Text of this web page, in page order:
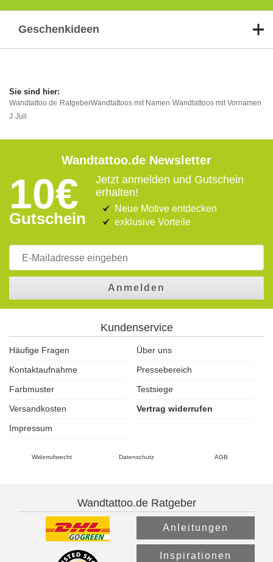
Geschenkideen
Wandtattoo.de RatgeberWandtattoos mit Namen Wandtattoos mit Vornamen
J Juli
Wandtattoo.de Newsletter
10€
Gutschein
Jetzt anmelden und Gutschein
erhalten!
Neue Motive entdecken
exklusive Vorteile
Anmelden
Kundenservice
Häufige Fragen
Über uns
Kontaktaufnahme
Pressebereich
Farbmuster
Testsiege
Versandkosten
Vertrag widerrufen
Impressum
Widerrufsrecht Datenschutz AGB
Wandtattoo.de Ratgeber
Anleitungen
Inspirationen